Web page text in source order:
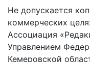
Не допускается
коммерческих
Ассоциация
Управлением
Кемеровской